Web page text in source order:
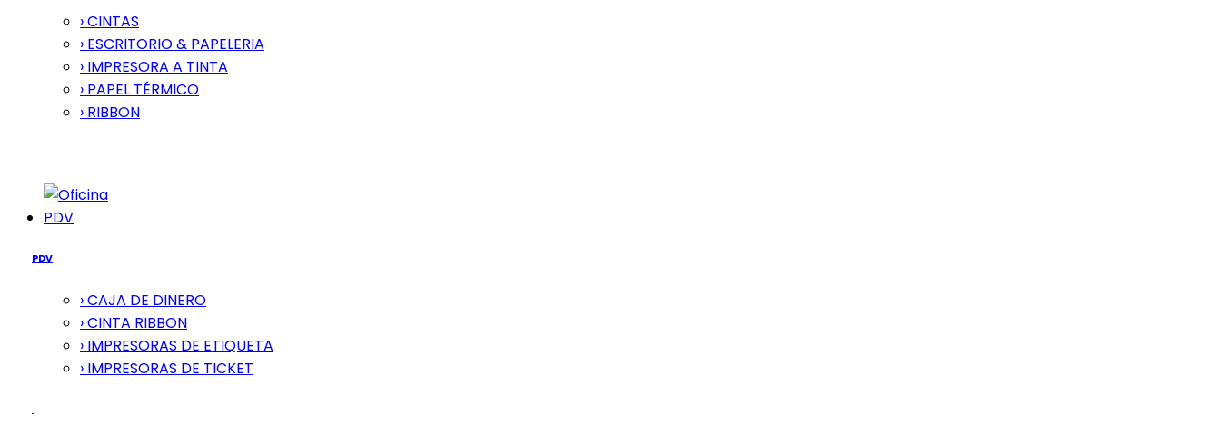
› CINTAS
› ESCRITORIO & PAPELERIA
› IMPRESORA A TINTA
› PAPEL TÉRMICO
› RIBBON
PDV
PDV
› CAJA DE DINERO
› CINTA RIBBON
› IMPRESORAS DE ETIQUETA
› IMPRESORAS DE TICKET